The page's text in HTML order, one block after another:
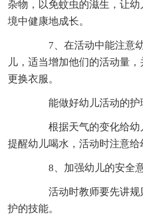
杂物，以免蚊虫的滋生，让
境中健康地成长。
7、在活动中能注意幼
儿，适当增加他们的活动量
更换衣服。
能做好幼儿活动的护
根据天气的变化给幼
提醒幼儿喝水，活动时注意给
8、加强幼儿的安全意
活动时教师要先讲规
护的技能。